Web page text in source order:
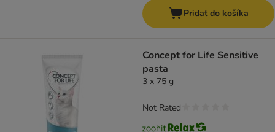
Pridať do košíka
Concept for Life Sensitive
pasta
3 x 75 g
Not Rated